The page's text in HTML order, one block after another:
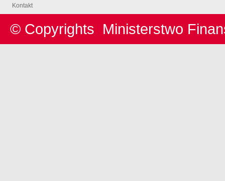
Kontakt
© Copyrights Ministerstwo